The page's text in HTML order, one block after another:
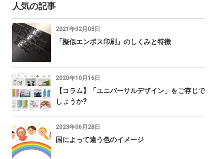
人気の記事
2021年02月03日
「擬似エンボス印刷」のしくみと特徴
2020年10月16日
【コラム】「ユニバーサルデザイン」をご存じで
しょうか?
2023年06月28日
国によって違う色のイメージ